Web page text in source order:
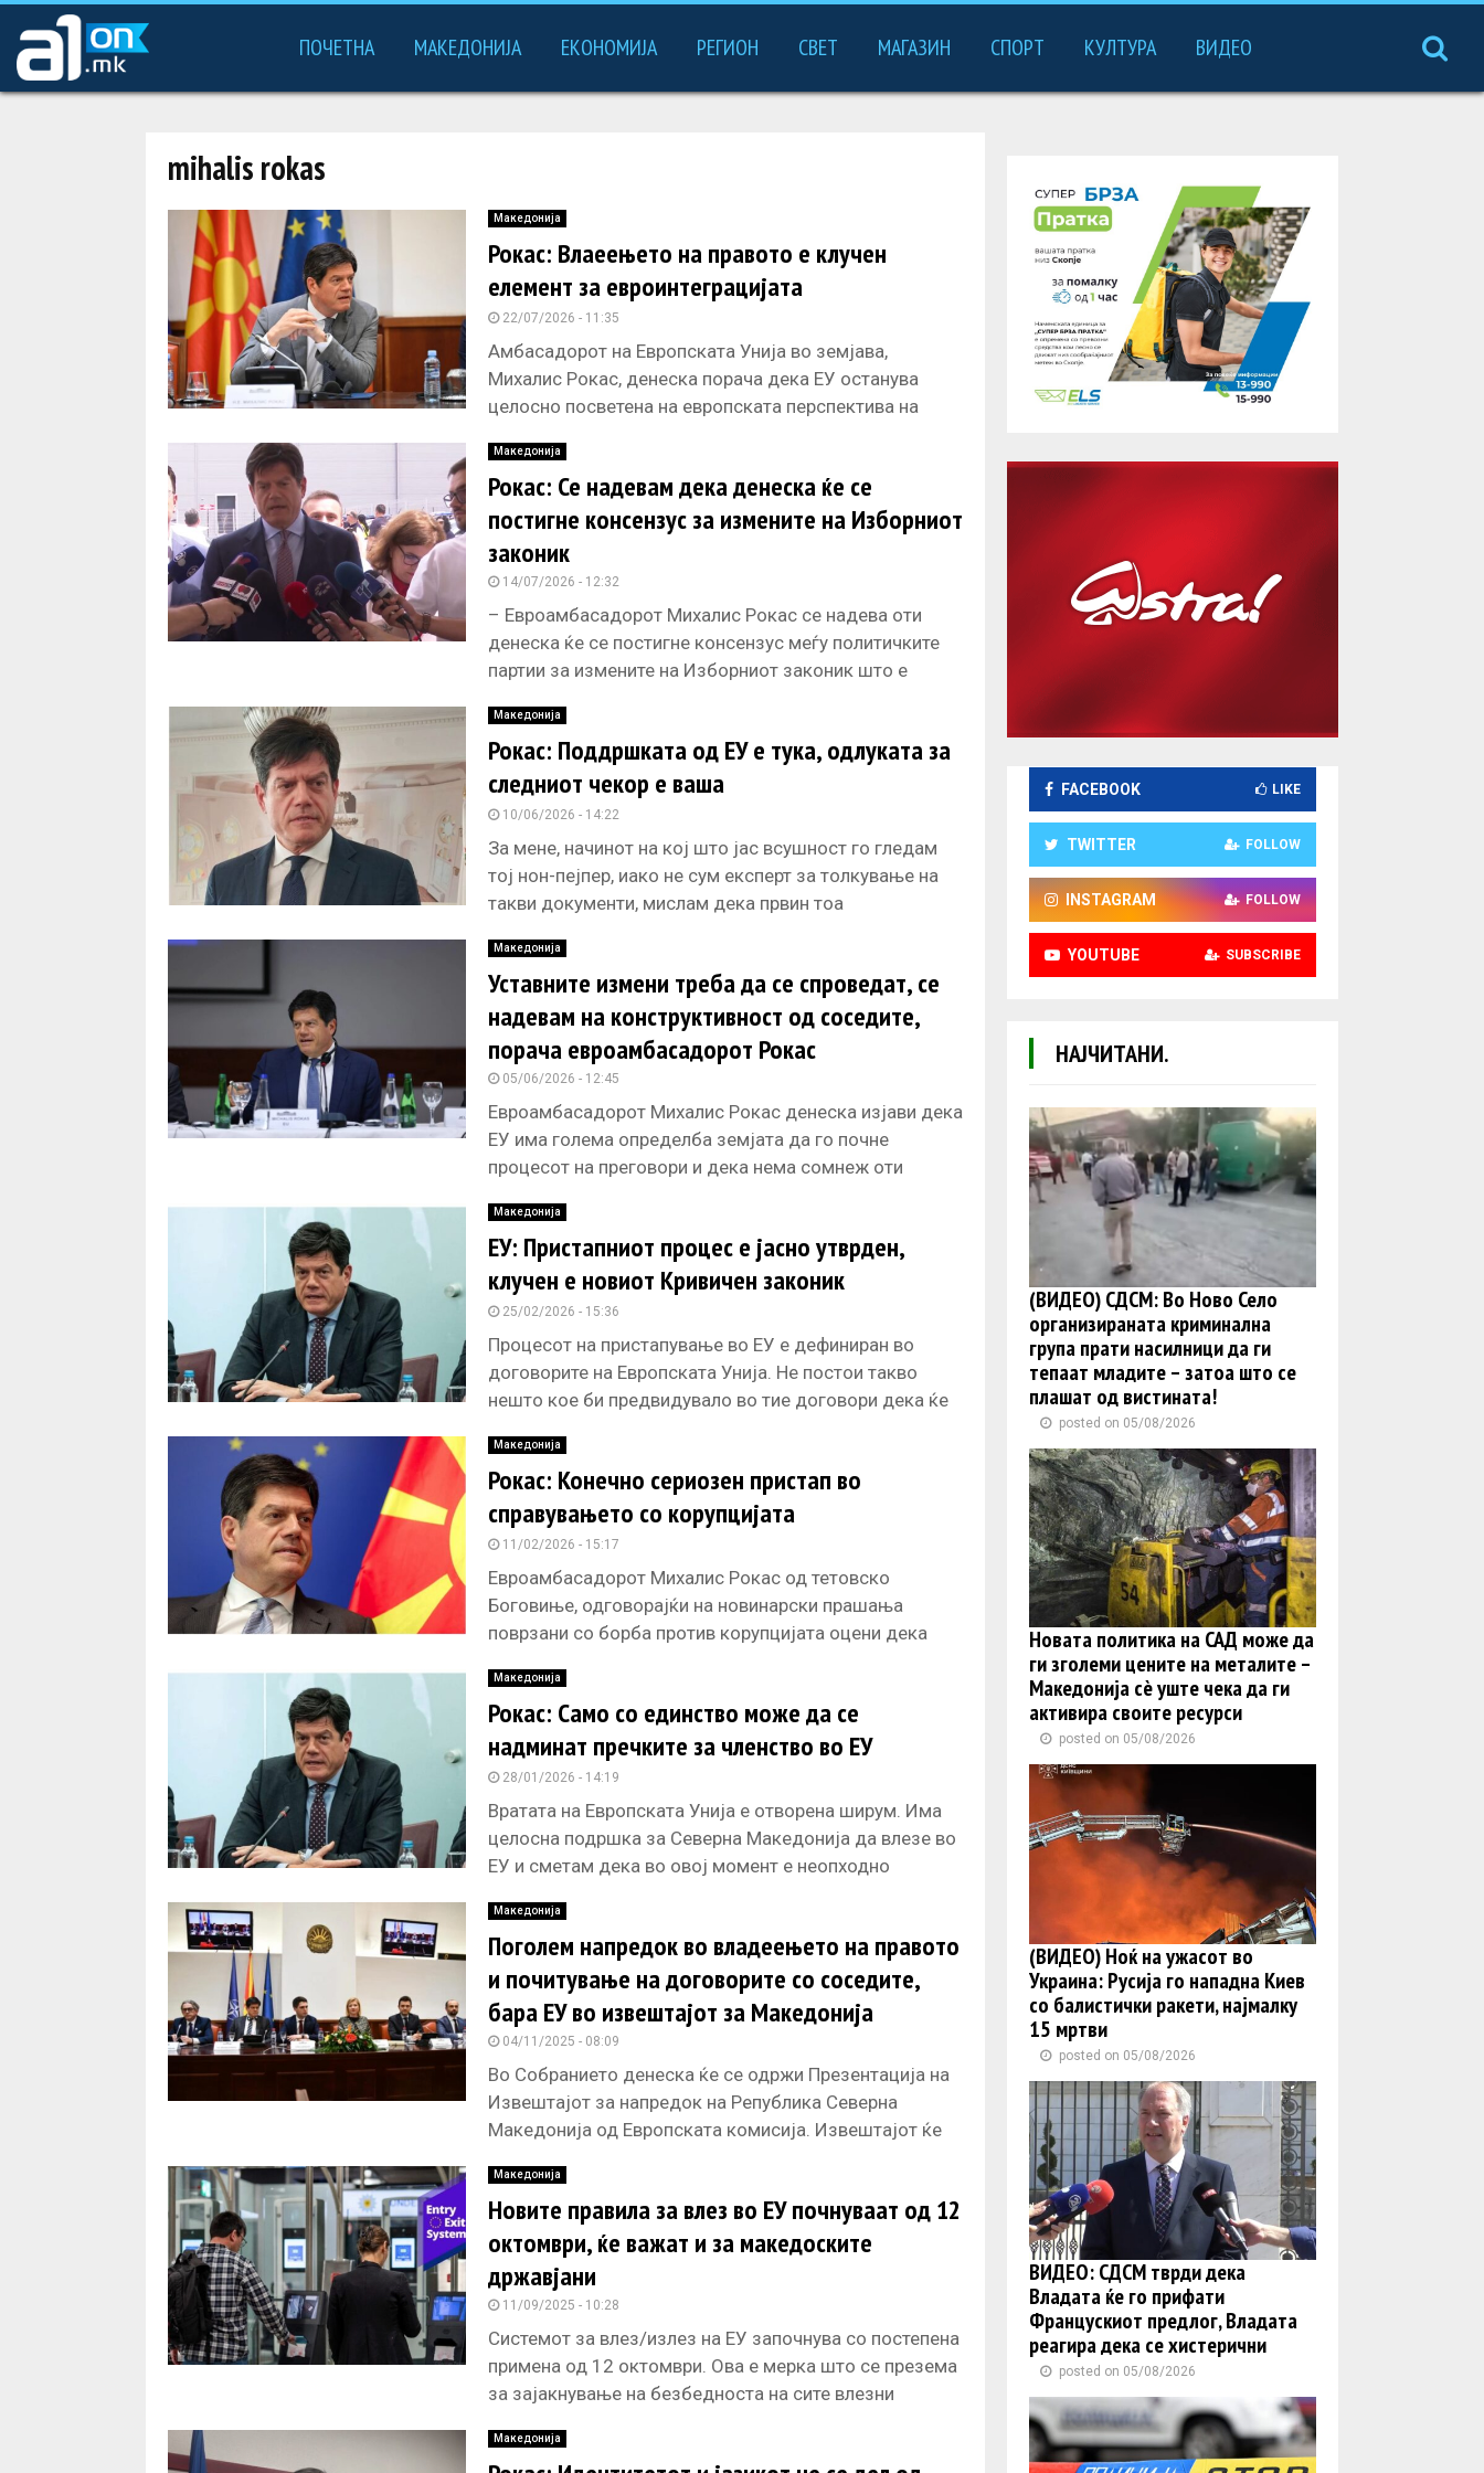
ПОЧЕТНА МАКЕДОНИЈА ЕКОНОМИЈА РЕГИОН СВЕТ МАГАЗИН СПОРТ КУЛТУРА ВИДЕО
mihalis rokas
Македонија
Рокас: Влаеењето на правото е клучен
елемент за евроинтеграцијата
22/07/2026 - 11:35
Амбасадорот на Европската Унија во земјава,
Михалис Рокас, денеска порача дека ЕУ останува
целосно посветена на европската перспектива на
Македонија
Рокас: Се надевам дека денеска ќе се
постигне консензус за измените на Изборниот
законик
14/07/2026 - 12:32
– Евроамбасадорот Михалис Рокас се надева оти
денеска ќе се постигне консензус меѓу политичките
партии за измените на Изборниот законик што е
Македонија
Рокас: Поддршката од ЕУ е тука, одлуката за
следниот чекор е ваша
10/06/2026 - 14:22
За мене, начинот на кој што јас всушност го гледам
тој нон-пејпер, иако не сум експерт за толкување на
такви документи, мислам дека првин тоа
Македонија
Уставните измени треба да се спроведат, се
надевам на конструктивност од соседите,
порача евроамбасадорот Рокас
05/06/2026 - 12:45
Евроамбасадорот Михалис Рокас денеска изјави дека
ЕУ има голема определба земјата да го почне
процесот на преговори и дека нема сомнеж оти
Македонија
ЕУ: Пристапниот процес е јасно утврден,
клучен е новиот Кривичен законик
25/02/2026 - 15:36
Процесот на пристапување во ЕУ е дефиниран во
договорите на Европската Унија. Не постои такво
нешто кое би предвидувало во тие договори дека ќе
Македонија
Рокас: Конечно сериозен пристап во
справувањето со корупцијата
11/02/2026 - 15:17
Евроамбасадорот Михалис Рокас од тетовско
Боговиње, одговорајќи на новинарски прашања
поврзани со борба против корупцијата оцени дека
определената
Македонија
Рокас: Само со единство може да се
надминат пречките за членство во ЕУ
28/01/2026 - 14:19
Вратата на Европската Унија е отворена ширум. Има
целосна подршка за Северна Македонија да влезе во
ЕУ и сметам дека во овој момент е неопходно
Македонија
Поголем напредок во владеењето на правото
и почитување на договорите со соседите,
бара ЕУ во извештајот за Македонија
04/11/2025 - 08:09
Во Собранието денеска ќе се одржи Презентација на
Извештајот за напредок на Република Северна
Македонија од Европската комисија. Извештајот ќе
Македонија
Новите правила за влез во ЕУ почнуваат од 12
октомври, ќе важат и за македоските
државјани
11/09/2025 - 10:28
Системот за влез/излез на ЕУ започнува со постепена
примена од 12 октомври. Ова е мерка што се презема
за зајакнување на безбедноста на сите влезни
Македонија
FACEBOOK LIKE
TWITTER FOLLOW
INSTAGRAM FOLLOW
YOUTUBE SUBSCRIBE
НАЈЧИТАНИ.
(ВИДЕО) СДСМ: Во Ново Село
организираната криминална
група прати насилници да ги
тепаат младите – затоа што се
плашат од вистината!
posted on 05/08/2026
Новата политика на САД може да
ги зголеми цените на металите –
Македонија сè уште чека да ги
активира своите ресурси
posted on 05/08/2026
(ВИДЕО) Ноќ на ужасот во
Украина: Русија го нападна Киев
со балистички ракети, најмалку
15 мртви
posted on 05/08/2026
ВИДЕО: СДСМ тврди дека
Владата ќе го прифати
Францускиот предлог, Владата
реагира дека се хистерични
posted on 05/08/2026